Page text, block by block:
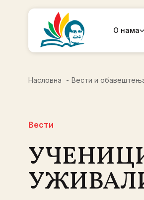
О нама
Насловна Вести и
Вести